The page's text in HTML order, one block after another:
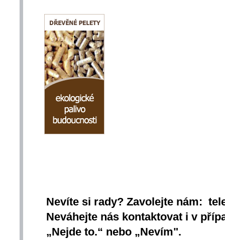
Nevíte si rady? Zavolejte nám:
Neváhejte nás kontaktovat i v
„Nejde to.“ nebo „Nevím".